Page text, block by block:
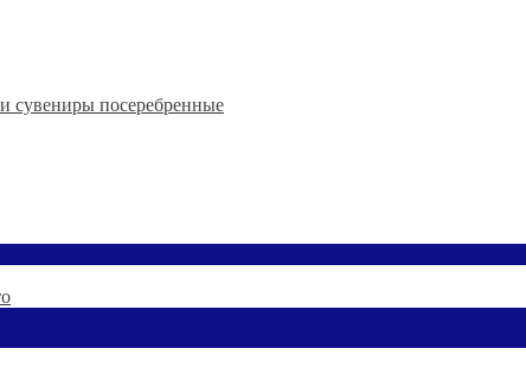
сувениры посеребренные